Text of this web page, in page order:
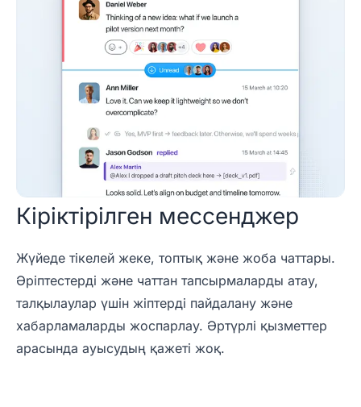
Кіріктірілген мессенджер
Жүйеде тікелей жеке, топтық және жоба чаттары.
Әріптестерді және чаттан тапсырмаларды атау,
талқылаулар үшін жіптерді пайдалану және
хабарламаларды жоспарлау. Әртүрлі қызметтер
арасында ауысудың қажеті жоқ.